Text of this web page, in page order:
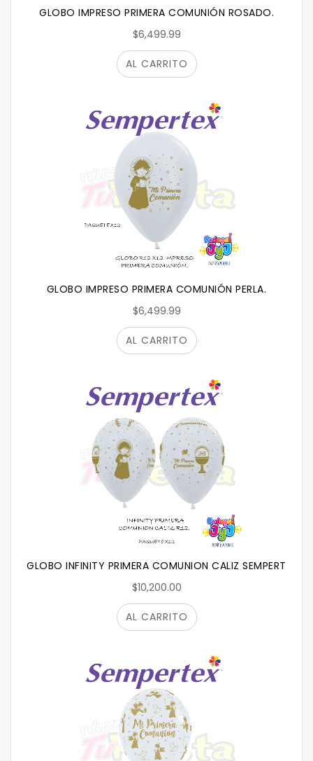
GLOBO IMPRESO PRIMERA COMUNIÓN ROSADO.
$6,499.99
AL CARRITO
GLOBO IMPRESO PRIMERA COMUNIÓN PERLA.
$6,499.99
AL CARRITO
GLOBO INFINITY PRIMERA COMUNION CALIZ SEMPERTEX
$10,200.00
AL CARRITO